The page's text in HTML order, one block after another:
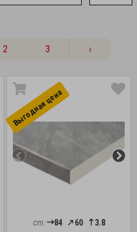
2 3 ›
Выгоднaя цена
cm: 84 60 3.8